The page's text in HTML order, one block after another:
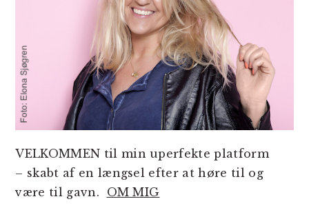
VELKOMMEN til min uperfekte platform
– skabt af en længsel efter at høre til og
være til gavn. OM MIG